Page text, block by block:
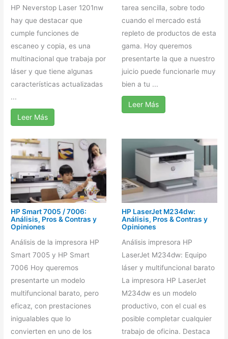
HP Neverstop Laser 1201nw
hay que destacar que
cumple funciones de
escaneo y copia, es una
multinacional que trabaja por
láser y que tiene algunas
características actualizadas
...
Leer Más
tarea sencilla, sobre todo
cuando el mercado está
repleto de productos de esta
gama. Hoy queremos
presentarte la que a nuestro
juicio puede funcionarle muy
bien a tu ...
Leer Más
HP Smart 7005 / 7006:
Análisis, Pros & Contras y
Opiniones
Análisis de la impresora HP
Smart 7005 y HP Smart
7006 Hoy queremos
presentarte un modelo
multifuncional barato, pero
eficaz, con prestaciones
inigualables que lo
convierten en uno de los
HP LaserJet M234dw:
Análisis, Pros & Contras y
Opiniones
Análisis impresora HP
LaserJet M234dw: Equipo
láser y multifuncional barato
La impresora HP LaserJet
M234dw es un modelo
productivo, con el cual es
posible completar cualquier
trabajo de oficina. Destaca